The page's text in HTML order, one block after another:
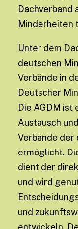
Dachverband
Minderheiten
Unter dem
deutschen
Verbände in
Deutscher
Die AGDM ist
Austausch
Verbände der
ermöglicht.
dient der
und wird
und
entwickeln.